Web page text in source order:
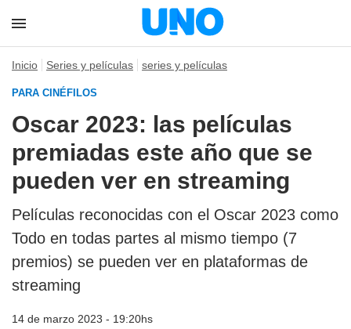
Inicio Series y películas series y películas
PARA CINÉFILOS
Oscar 2023: las películas
premiadas este año que se
pueden ver en streaming
Películas reconocidas con el Oscar 2023 como
Todo en todas partes al mismo tiempo (7
premios) se pueden ver en plataformas de
streaming
14 de marzo 2023 - 19:20hs